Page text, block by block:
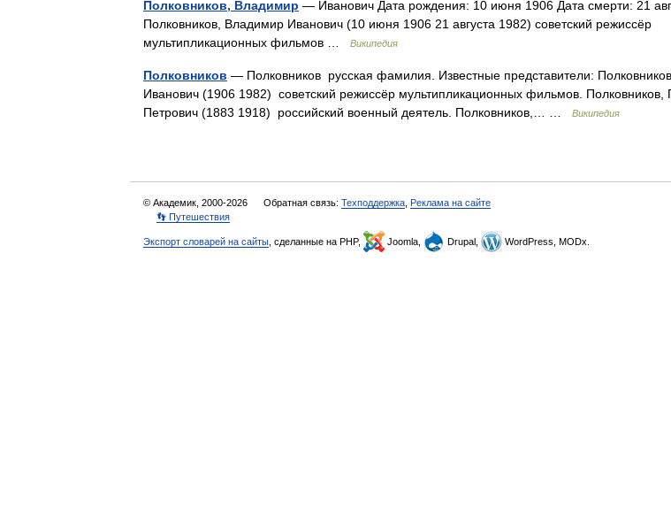
Полковников, Владимир — Иванович Дата рождения: 10 июня 1906 Дата смерти: 21
Полковников, Владимир Иванович (10 июня 1906 21 августа 1982) советский режиссёр
мультипликационных фильмов …
Википедия
Полковников — Полковников русская фамилия. Известные представители:
Иванович (1906 1982) советский режиссёр мультипликационных фильмов. Полковников,
Петрович (1883 1918) российский военный деятель. Полковников,… …
Википедия
© Академик, 2000-2026 Обратная связь: Техподдержка Реклама на сайте
👣 Путешествия
Экспорт словарей на сайты , сделанные на PHP, Joomla, Drupal, WordPress, MODx.